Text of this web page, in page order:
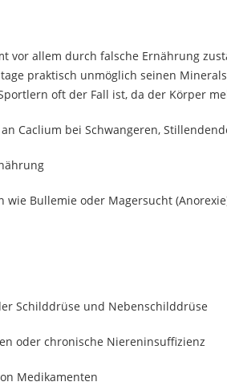
vor allem durch falsche Ernährung
praktisch unmöglich seinen
oft der Fall ist, da der Körper
bei Schwangeren,
Bullemie oder Magersucht
und Nebenschilddrüse
chronische Niereninsuffizienz
Medikamenten